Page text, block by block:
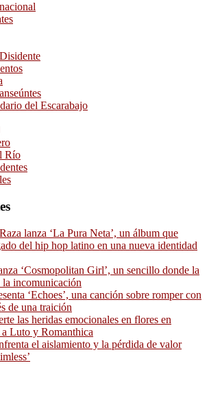
del Escarabajo
Río
lanza ‘La Pura Neta’, un álbum que
del hip hop latino en una nueva identidad
‘Cosmopolitan Girl’, un sencillo donde la
la incomunicación
‘Echoes’, una canción sobre romper con
de una traición
las heridas emocionales en flores en
a Luto y Romanthica
el aislamiento y la pérdida de valor